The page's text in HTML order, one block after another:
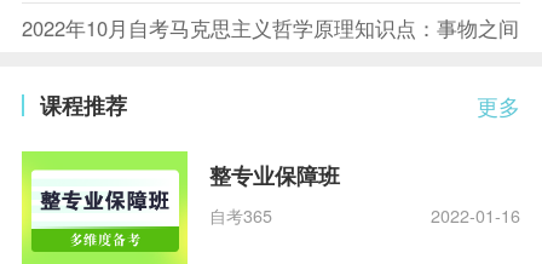
2022年10月自考马克思主义哲学原理知识点：事物之间
更多
课程推荐
整专业保障班
自考365 2022-01-16